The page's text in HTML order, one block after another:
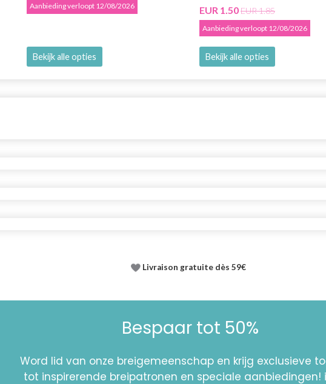
Aanbieding verloopt 12/08/2026
Bekijk alle opties
EUR 1.50EUR 1.85
Aanbieding verloopt 12/08/2026
Bekijk alle opties
Livraison gratuite dès 59€
Bespaar tot 50%
Word lid van onze breigemeenschap en krijg exclusieve
tot inspirerende breipatronen en speciale aanbiedingen!